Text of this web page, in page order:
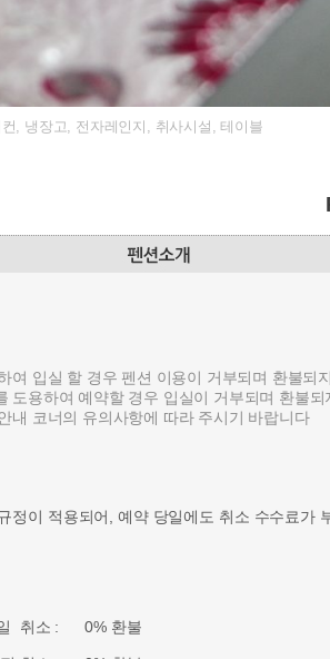
, 냉장고, 전자레인지, 취사시설, 테이블
여 입실 할 경우 펜션 이용이 거부되며 환불되
도용하여 예약할 경우 입실이 거부되며 환불되
내 코너의 유의사항에 따라 주시기 바랍니다
정이 적용되어, 예약 당일에도 취소 수수료가
취소 : 0% 환불